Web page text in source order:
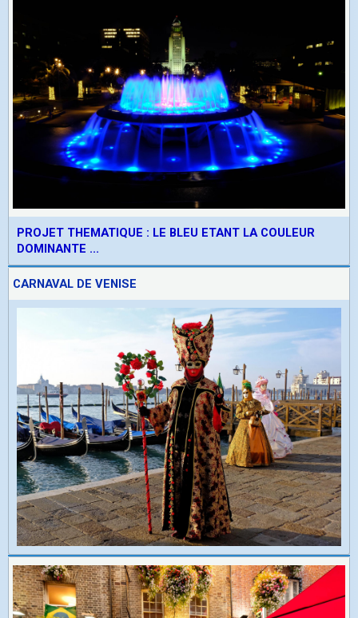
PROJET THEMATIQUE : LE BLEU ETANT LA COULEUR
DOMINANTE ...
CARNAVAL DE VENISE